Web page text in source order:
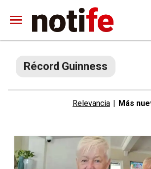
Récord Guinness
Relevancia | Más